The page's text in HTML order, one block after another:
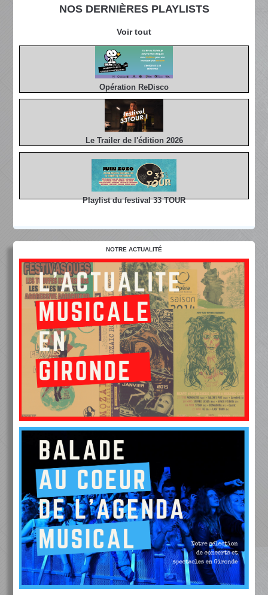
NOS DERNIÈRES PLAYLISTS
Voir tout
Opération ReDisco
Le Trailer de l'édition 2026
Playlist du festival 33 TOUR
NOTRE ACTUALITÉ